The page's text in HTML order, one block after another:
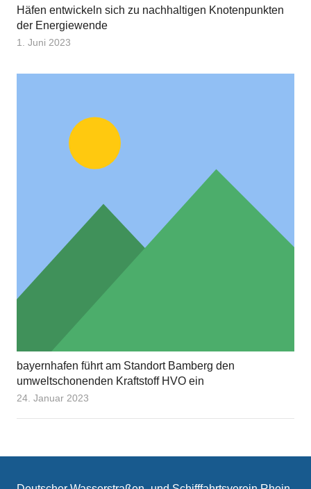
Häfen entwickeln sich zu nachhaltigen Knotenpunkten
der Energiewende
1. Juni 2023
bayernhafen führt am Standort Bamberg den
umweltschonenden Kraftstoff HVO ein
24. Januar 2023